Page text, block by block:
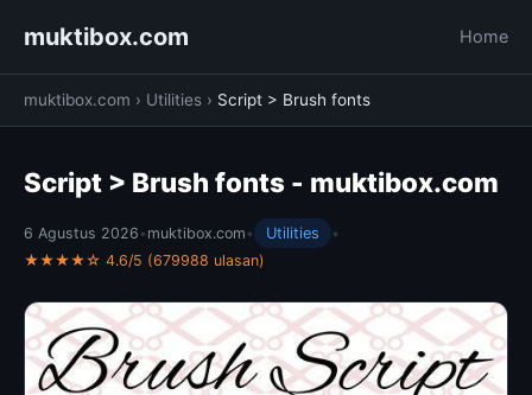
muktibox.com Home
muktibox.com › Utilities › Script > Brush fonts
Script > Brush fonts - muktibox.com
6 Agustus 2026 • muktibox.com • Utilities
•
★★★★☆ 4.6/5 (679988 ulasan)